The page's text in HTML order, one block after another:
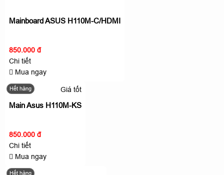
Mainboard ASUS H110M-C/HDMI
850.000 đ
Chi tiết
Mua ngay
Giá tốt
Hết hàng
Main Asus H110M-KS
850.000 đ
Chi tiết
Mua ngay
Hết hàng